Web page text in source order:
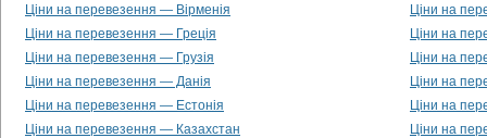
Ціни на перевезення — Вірменія
Ціни на
Ціни на перевезення — Греція
Ціни на
Ціни на перевезення — Грузія
Ціни на
Ціни на перевезення — Данія
Ціни на
Ціни на перевезення — Естонія
Ціни на
Ціни на перевезення — Казахстан
Ціни на